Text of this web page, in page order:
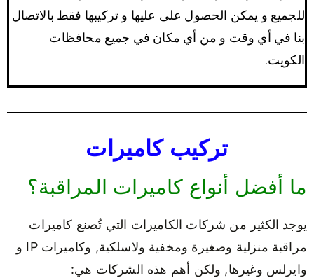
للجميع و يمكن الحصول على عليها و تركيبها فقط بالاتصال
بنا في أي وقت و من أي مكان في جميع محافظات
الكويت.
تركيب كاميرات
ما أفضل أنواع كاميرات المراقبة؟
يوجد الكثير من شركات الكاميرات التي تُصنع كاميرات
مراقبة منزلية وصغيرة ومخفية ولاسلكية, وكاميرات IP و
وايرلس وغيرها, ولكن أهم هذه الشركات هي: